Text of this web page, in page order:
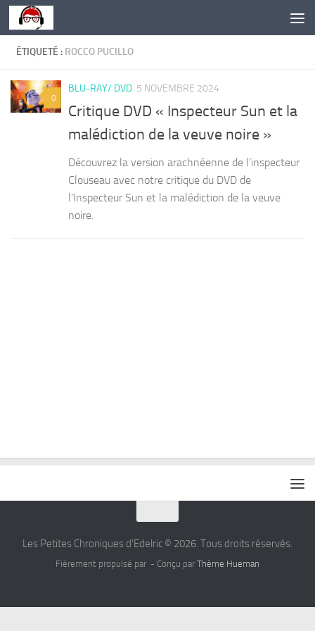
Skip to content
ÉTIQUETÉ : ROCCO PUCILLO
0
BLU-RAY/ DVD 5 NOVEMBRE 2024
Critique DVD « Inspecteur Sun et la
malédiction de la veuve noire »
Découvrez la version arachnéenne de l’inspecteur
Clouseau avec notre critique du DVD de
l’Inspecteur Sun et la malédiction de la veuve
noire.
Les Petites Chroniques d'Edelric © 2026. Tous droits réservés.
Fièrement propulsé par - Conçu par Thème Hueman